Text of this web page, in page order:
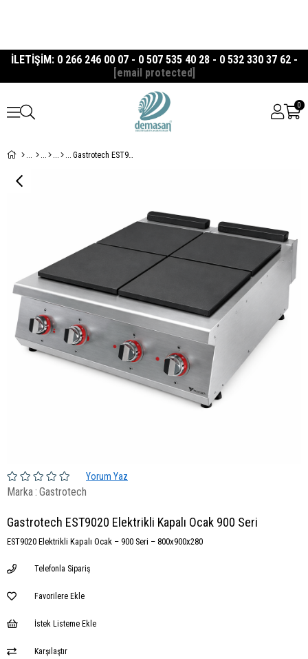
İLETİŞİM: 0 266 246 00 07 - 0 507 535 40 28 - 0 532 330 37 62 -
[email protected]
0
Gastrotech EST9020 Elektrikli Kapalı Ocak 900 Seri
Yorum Yaz
Marka: Gastrotech
Gastrotech EST9020 Elektrikli Kapalı Ocak 900 Seri
EST9020 Elektrikli Kapalı Ocak – 900 Seri – 800x900x280
Telefonla Sipariş
Favorilere Ekle
İstek Listeme Ekle
Karşılaştır